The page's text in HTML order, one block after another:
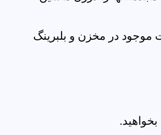
موجود در مخزن و بلبرینگ